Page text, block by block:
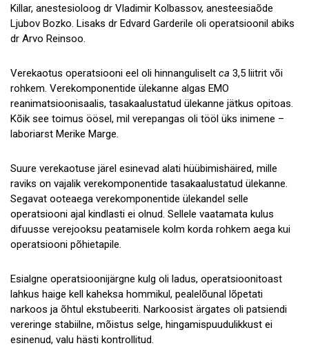
Killar, anestesioloog dr Vladimir Kolbassov, anesteesiaõde
Ljubov Bozko. Lisaks dr Edvard Garderile oli operatsioonil abiks
dr Arvo Reinsoo.
Verekaotus operatsiooni eel oli hinnanguliselt ca 3,5 liitrit või
rohkem. Verekomponentide ülekanne algas EMO
reanimatsioonisaalis, tasakaalustatud ülekanne jätkus opitoas.
Kõik see toimus öösel, mil verepangas oli tööl üks inimene –
laboriarst Merike Marge.
Suure verekaotuse järel esinevad alati hüübimishäired, mille
raviks on vajalik verekomponentide tasakaalustatud ülekanne.
Segavat ooteaega verekomponentide ülekandel selle
operatsiooni ajal kindlasti ei olnud. Sellele vaatamata kulus
difuusse verejooksu peatamisele kolm korda rohkem aega kui
operatsiooni põhietapile.
Esialgne operatsioonijärgne kulg oli ladus, operatsioonitoast
lahkus haige kell kaheksa hommikul, pealelõunal lõpetati
narkoos ja õhtul ekstubeeriti. Narkoosist ärgates oli patsiendi
vereringe stabiilne, mõistus selge, hingamispuudulikkust ei
esinenud, valu hästi kontrollitud.